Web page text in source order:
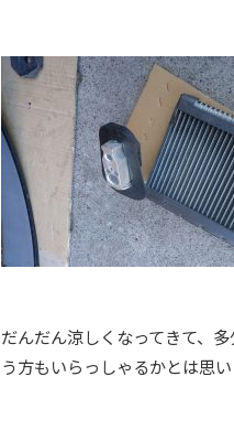
だんだん涼しくなってきて、
う方もいらっしゃるかとは思い